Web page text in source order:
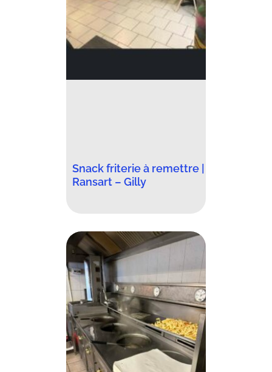
Snack friterie à remettre |
Ransart – Gilly